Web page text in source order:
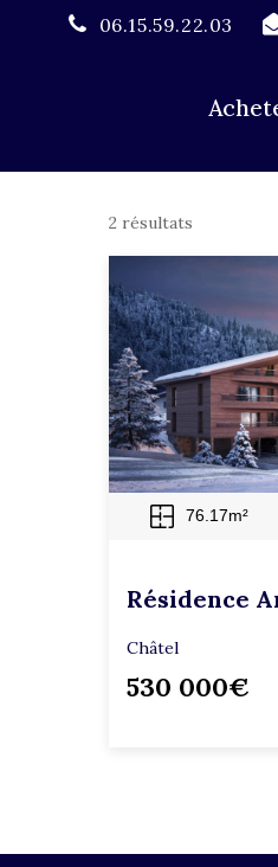
06.15.59.22.03
2 résultats
76.17m²
Résidence
Châtel
530 000€